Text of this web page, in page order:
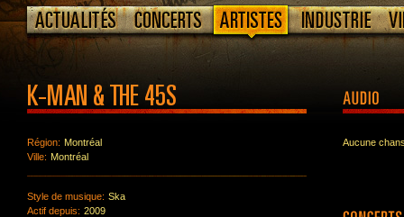
Région: Montréal
Ville: Montréal
Style de musique: Ska
Actif depuis: 2009
Aucune